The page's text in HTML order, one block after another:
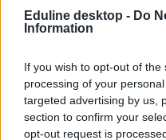
Eduline desktop - Do
Information
If you wish to opt-out of
processing of your
targeted advertising by us,
section to confirm your
opt-out request is